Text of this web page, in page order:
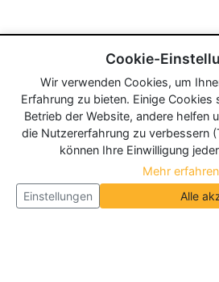
Cookie-
Wir verwenden Cookies, um
Erfahrung zu bieten. Einige
Betrieb der Website, andere helfen
die Nutzererfahrung zu verbessern
können Ihre Einwilligung
Mehr erfahren
Einstellungen
Alle